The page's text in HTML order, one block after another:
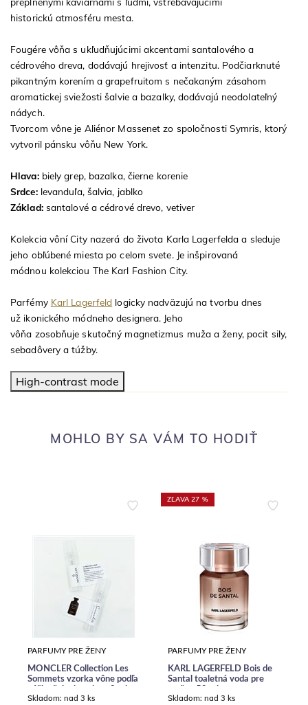
historickú atmosféru mesta.
Fougére vôňa s ukľudňujúcimi akcentami santalového a
cédrového dreva, dodávajú hrejivosť a intenzitu. Podčiarknuté
pikantným korením a grapefruitom s nečakaným zásahom
aromatickej sviežosti šalvie a bazalky, dodávajú neodolateľný
nádych.
Tvorcom vône je Aliénor Massenet zo spoločnosti Symris, ktorý
vytvoril pánsku vôňu New York.
Hlava:biely grep, bazalka, čierne korenie
Srdce:levanduľa, šalvia, jablko
Základ:santalové a cédrové drevo, vetiver
Kolekcia vôní City nazerá do života Karla Lagerfelda a sleduje
jeho obľúbené miesta po celom svete. Je inšpirovaná
módnou kolekciou The Karl Fashion City.
Parfémy Karl Lagerfeld logicky nadväzujú na tvorbu dnes
už ikonického módneho designera. Jeho
vôňa zosobňuje skutočný magnetizmus muža a ženy, pocit sily,
sebadôvery a túžby.
High-contrast mode
MOHLO BY SA VÁM TO HODIŤ
PARFUMY PRE ŽENY
MONCLER Collection Les
Sommets vzorka vône podľa
Skladom: nad 3 ks
ZĽAVA 27 %
PARFUMY PRE ŽENY
KARL LAGERFELD Bois de
Santal toaletná voda pre
Skladom: nad 3 ks